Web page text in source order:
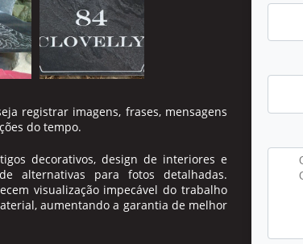
registrar imagens, frases, mensagens
do tempo.
decorativos, design de interiores e
alternativas para fotos detalhadas.
visualização impecável do trabalho
aumentando a garantia de melhor